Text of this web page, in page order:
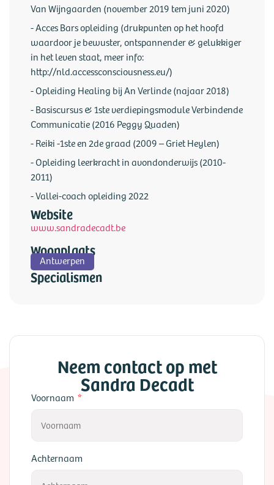
Van Wijngaarden (november 2019 tem juni 2020)
- Acces Bars opleiding (drukpunten op het hoofd
waardoor je bewuster, ontspannender & gelukkiger
in het leven staat, meer info:
http://nld.accessconsciousness.eu/)
- Opleiding Healing bij An Verlinde (najaar 2018)
- Basiscursus & 1ste verdiepingsmodule Verbindende
Communicatie (2016 Peggy Quaden)
- Reiki -1ste en 2de graad (2009 – Griet Heylen)
- Opleiding leerkracht in avondonderwijs (2010-
2011)
- Vallei-coach opleiding 2022
Website
www.sandradecadt.be
Woonplaats
Antwerpen
Specialismen
Neem contact op met
Sandra Decadt
Voornaam
Achternaam